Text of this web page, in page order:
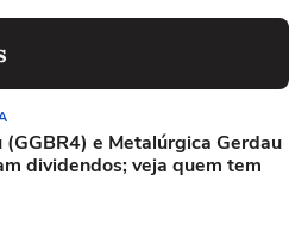
(GGBR4) e Metalúrgica Gerdau
dividendos; veja quem tem